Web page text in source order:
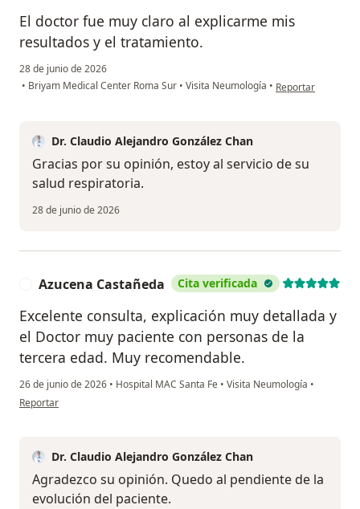
El doctor fue muy claro al explicarme mis
resultados y el tratamiento.
28 de junio de 2026
• Briyam Medical Center Roma Sur • Visita Neumología • en opinión del
Reportar
Dr. Claudio Alejandro González Chan
Gracias por su opinión, estoy al servicio de su
salud respiratoria.
28 de junio de 2026
Azucena Castañeda Cita verificada
Excelente consulta, explicación muy detallada y
el Doctor muy paciente con personas de la
tercera edad. Muy recomendable.
26 de junio de 2026 • Hospital MAC Santa Fe • Visita Neumología •
en opinión del usuario Azucena Castañeda
Reportar
Dr. Claudio Alejandro González Chan
Agradezco su opinión. Quedo al pendiente de la
evolución del paciente.